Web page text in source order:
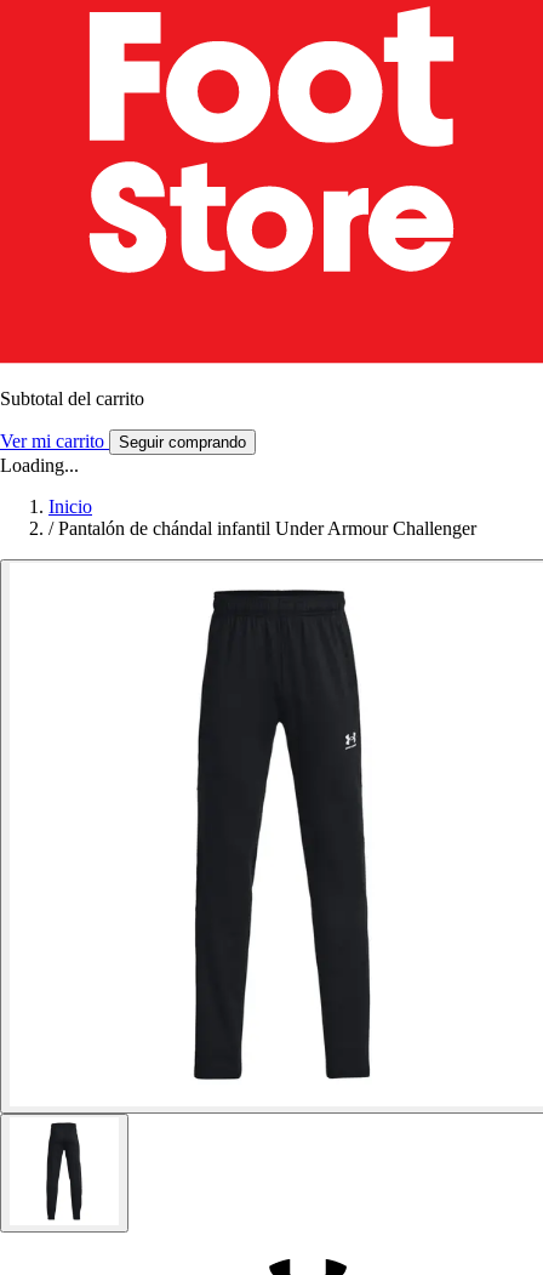
Subtotal del carrito
Ver mi carrito Seguir comprando
Loading...
Inicio
/ Pantalón de chándal infantil Under Armour Challenger